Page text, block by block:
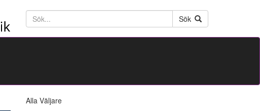
Söktext
Sök
Alla Väljare